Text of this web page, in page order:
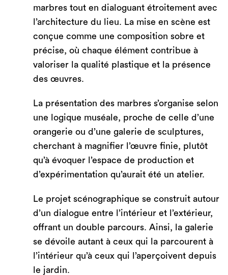
marbres tout en dialoguant étroitement avec
l’architecture du lieu. La mise en scène est
conçue comme une composition sobre et
précise, où chaque élément contribue à
valoriser la qualité plastique et la présence
des œuvres.
La présentation des marbres s’organise selon
une logique muséale, proche de celle d’une
orangerie ou d’une galerie de sculptures,
cherchant à magnifier l’œuvre finie, plutôt
qu’à évoquer l’espace de production et
d’expérimentation qu’aurait été un atelier.
Le projet scénographique se construit autour
d’un dialogue entre l’intérieur et l’extérieur,
offrant un double parcours. Ainsi, la galerie
se dévoile autant à ceux qui la parcourent à
l’intérieur qu’à ceux qui l’aperçoivent depuis
le jardin.